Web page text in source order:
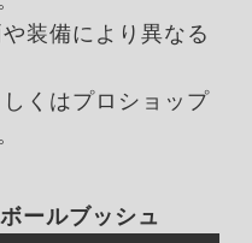
装備により異なる
くはプロショップ
ールブッシュ